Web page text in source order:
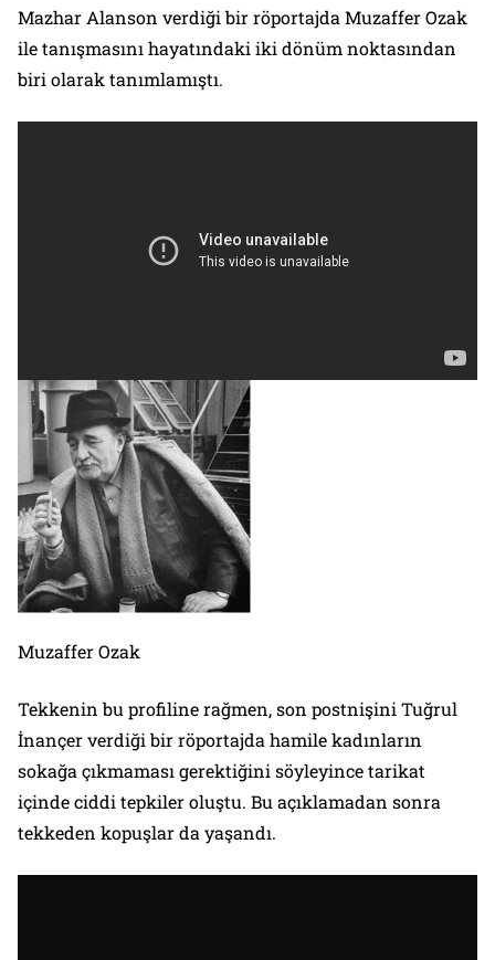
Mazhar Alanson verdiği bir röportajda Muzaffer Ozak
ile tanışmasını hayatındaki iki dönüm noktasından
biri olarak tanımlamıştı.
Muzaffer Ozak
Tekkenin bu profiline rağmen, son postnişini Tuğrul
İnançer verdiği bir röportajda hamile kadınların
sokağa çıkmaması gerektiğini söyleyince tarikat
içinde ciddi tepkiler oluştu. Bu açıklamadan sonra
tekkeden kopuşlar da yaşandı.